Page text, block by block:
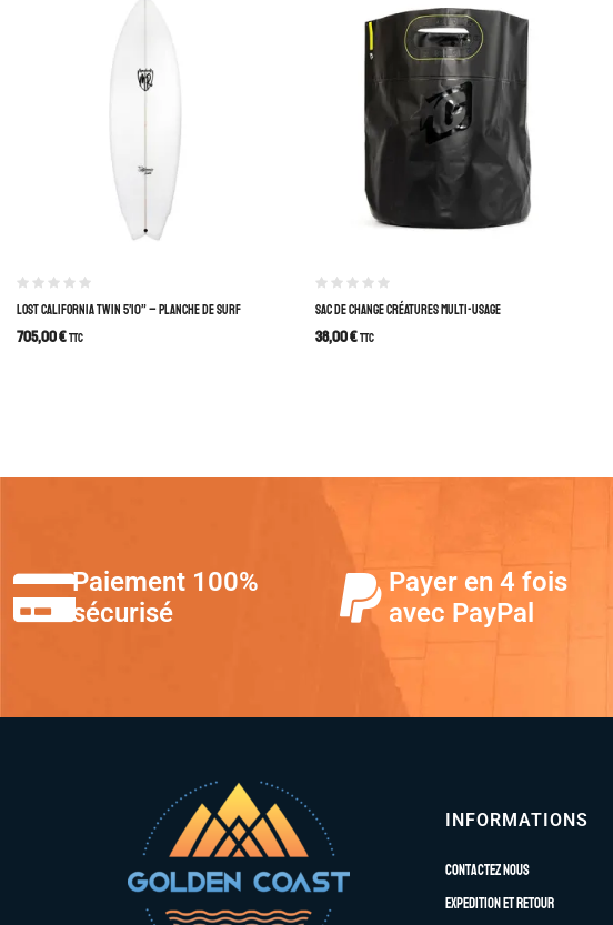
LOST CALIFORNIA TWIN 5’10” – PLANCHE DE SURF
705,00€TTC
SAC DE CHANGE CRÉATURES MULTI-USAGE
38,00€TTC
Paiement 100%
sécurisé
Payer en 4 fois
avec PayPal
INFORMATIONS
Contactez nous
Expedition et retour